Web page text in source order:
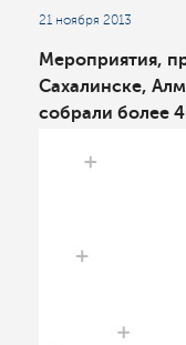
21 ноября 2013
Мероприятия,
Сахалинске,
собрали более
проектно-
России,